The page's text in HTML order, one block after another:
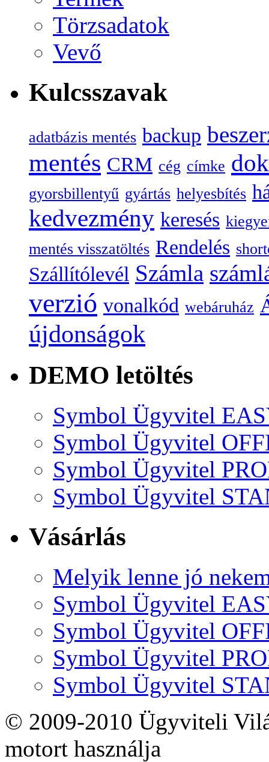
Törzsadatok
Vevő
Kulcsszavak
adatbázis mentés backup
mentés CRM cég címke
gyorsbillentyű gyártás helyesbítés
kedvezmény keresés
mentés visszatöltés Rendelés
Szállítólevél Számla
verzió vonalkód webáruház
újdonságok
DEMO letöltés
Symbol Ügyvitel
Symbol Ügyvitel
Symbol Ügyvitel
Symbol Ügyvitel
Vásárlás
Melyik lenne jó
Symbol Ügyvitel
Symbol Ügyvitel
Symbol Ügyvitel
Symbol Ügyvitel
© 2009-2010 Ügyviteli
motort használja